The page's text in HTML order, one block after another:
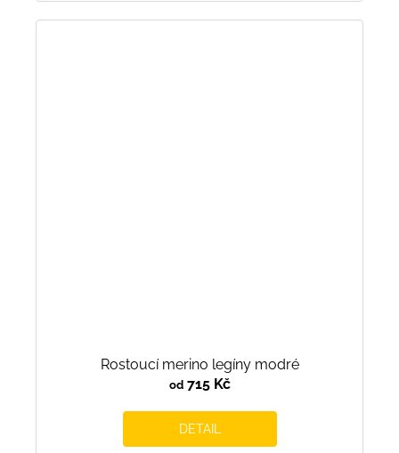
Rostoucí merino legíny modré
od715 Kč
DETAIL